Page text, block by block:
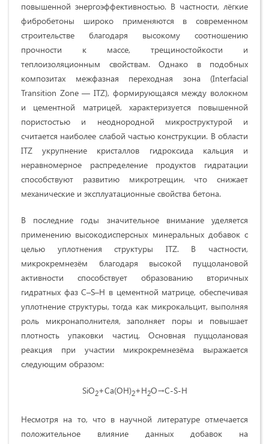
повышенной энергоэффективностью. В частности, лёгкие
фибробетоны широко применяются в современном
строительстве благодаря высокому соотношению
прочности к массе, трещиностойкости и
теплоизоляционным свойствам. Однако в подобных
композитах межфазная переходная зона (Interfacial
Transition Zone — ITZ), формирующаяся между волокном
и цементной матрицей, характеризуется повышенной
пористостью и неоднородной микроструктурой и
считается наиболее слабой частью конструкции. В области
ITZ укрупнение кристаллов гидроксида кальция и
неравномерное распределение продуктов гидратации
способствуют развитию микротрещин, что снижает
механические и эксплуатационные свойства бетона.
В последние годы значительное внимание уделяется
применению высокодисперсных минеральных добавок с
целью уплотнения структуры ITZ. В частности,
микрокремнезём благодаря высокой пуццолановой
активности способствует образованию вторичных
гидратных фаз C–S–H в цементной матрице, обеспечивая
уплотнение структуры, тогда как микрокальцит, выполняя
роль микронаполнителя, заполняет поры и повышает
плотность упаковки частиц. Основная пуццолановая
реакция при участии микрокремнезёма выражается
следующим образом:
SiO2+Ca(OH)2+H2O→C-S-H
Несмотря на то, что в научной литературе отмечается
положительное влияние данных добавок на